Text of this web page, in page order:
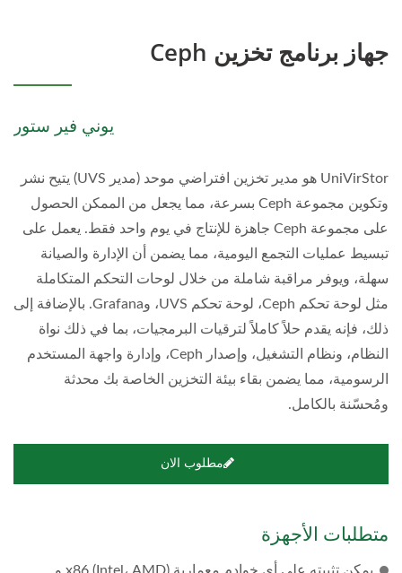
جهاز برنامج تخزين Ceph
يوني فير ستور
UniVirStor هو مدير تخزين افتراضي موحد (مدير UVS) يتيح نشر
وتكوين مجموعة Ceph بسرعة، مما يجعل من الممكن الحصول
على مجموعة Ceph جاهزة للإنتاج في يوم واحد فقط. يعمل على
تبسيط عمليات التجمع اليومية، مما يضمن أن الإدارة والصيانة
سهلة، ويوفر مراقبة شاملة من خلال لوحات التحكم المتكاملة
مثل لوحة تحكم Ceph، لوحة تحكم UVS، وGrafana. بالإضافة إلى
ذلك، فإنه يقدم حلاً كاملاً لترقيات البرمجيات، بما في ذلك نواة
النظام، ونظام التشغيل، وإصدار Ceph، وإدارة واجهة المستخدم
الرسومية، مما يضمن بقاء بيئة التخزين الخاصة بك محدثة
ومُحسّنة بالكامل.
مطلوب الان
متطلبات الأجهزة